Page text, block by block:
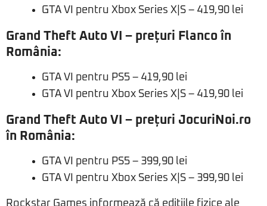
GTA VI pentru Xbox Series X|S – 419,90 lei
Grand Theft Auto VI – prețuri Flanco în
România:
GTA VI pentru PS5 – 419,90 lei
GTA VI pentru Xbox Series X|S – 419,90 lei
Grand Theft Auto VI – prețuri JocuriNoi.ro
în România:
GTA VI pentru PS5 – 399,90 lei
GTA VI pentru Xbox Series X|S – 399,90 lei